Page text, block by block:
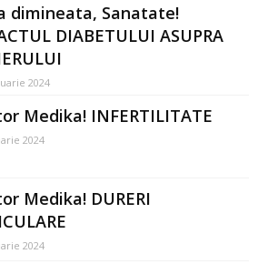
dimineata, Sanatate!
DIABETULUI ASUPRA
2024
Medika! INFERTILITATE
2024
Medika! DURERI
2024